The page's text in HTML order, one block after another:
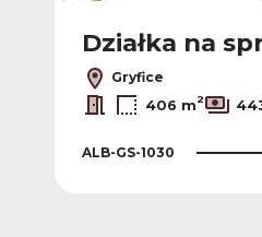
Działka na
Gryfice
406 m2
ALB-GS-1030